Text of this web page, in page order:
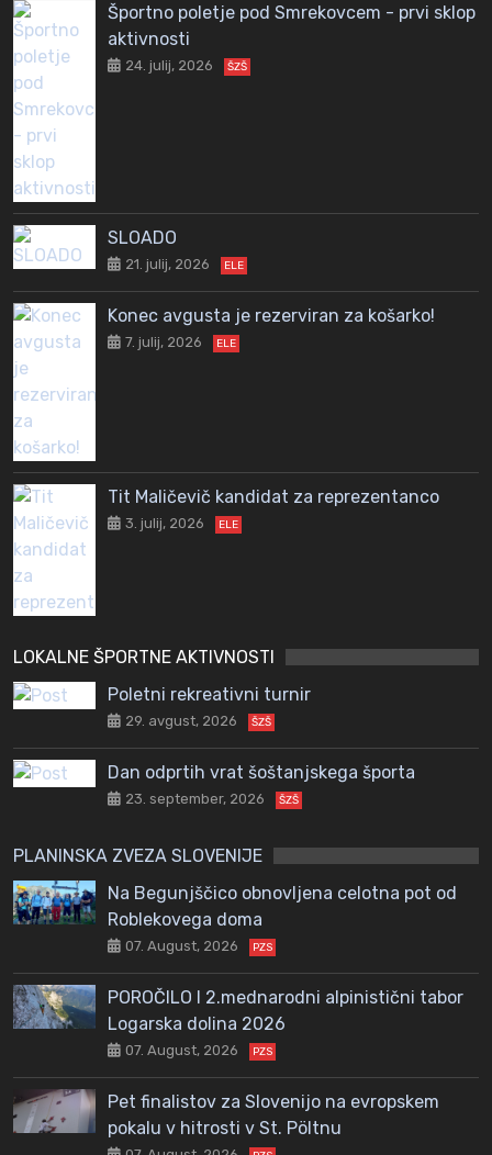
Športno poletje pod Smrekovcem - prvi sklop
aktivnosti
24. julij, 2026 ŠZŠ
SLOADO
21. julij, 2026 ELE
Konec avgusta je rezerviran za košarko!
7. julij, 2026 ELE
Tit Maličevič kandidat za reprezentanco
3. julij, 2026 ELE
LOKALNE ŠPORTNE AKTIVNOSTI
Poletni rekreativni turnir
29. avgust, 2026 ŠZŠ
Dan odprtih vrat šoštanjskega športa
23. september, 2026 ŠZŠ
PLANINSKA ZVEZA SLOVENIJE
Na Begunjščico obnovljena celotna pot od
Roblekovega doma
07. August, 2026 PZS
POROČILO I 2.mednarodni alpinistični tabor
Logarska dolina 2026
07. August, 2026 PZS
Pet finalistov za Slovenijo na evropskem
pokalu v hitrosti v St. Pöltnu